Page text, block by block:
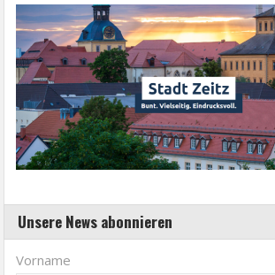
Unsere News abonnieren
Vorname